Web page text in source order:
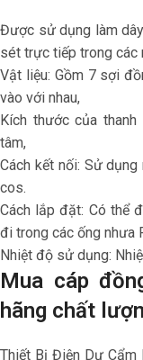
Được sử dụng làm
sét trực tiếp trong các
Vật liệu: Gồm 7 sợi
vào với nhau,
Kích thước của
tâm,
Cách kết nối: Sử
cos.
Cách lắp đặt: Có thể
đi trong các ống nhưa
Nhiệt độ sử dụng:
Mua cáp
hãng chất
Thiết Bị Điện Dư Cẩm